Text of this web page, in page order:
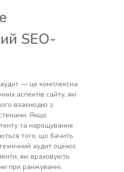
SEO-
— це комплексна
аспектів сайту, які
взаємодію з
Якщо
та нарощування
того, що бачить
аудит оцінює
які враховують
при ранжуванні.